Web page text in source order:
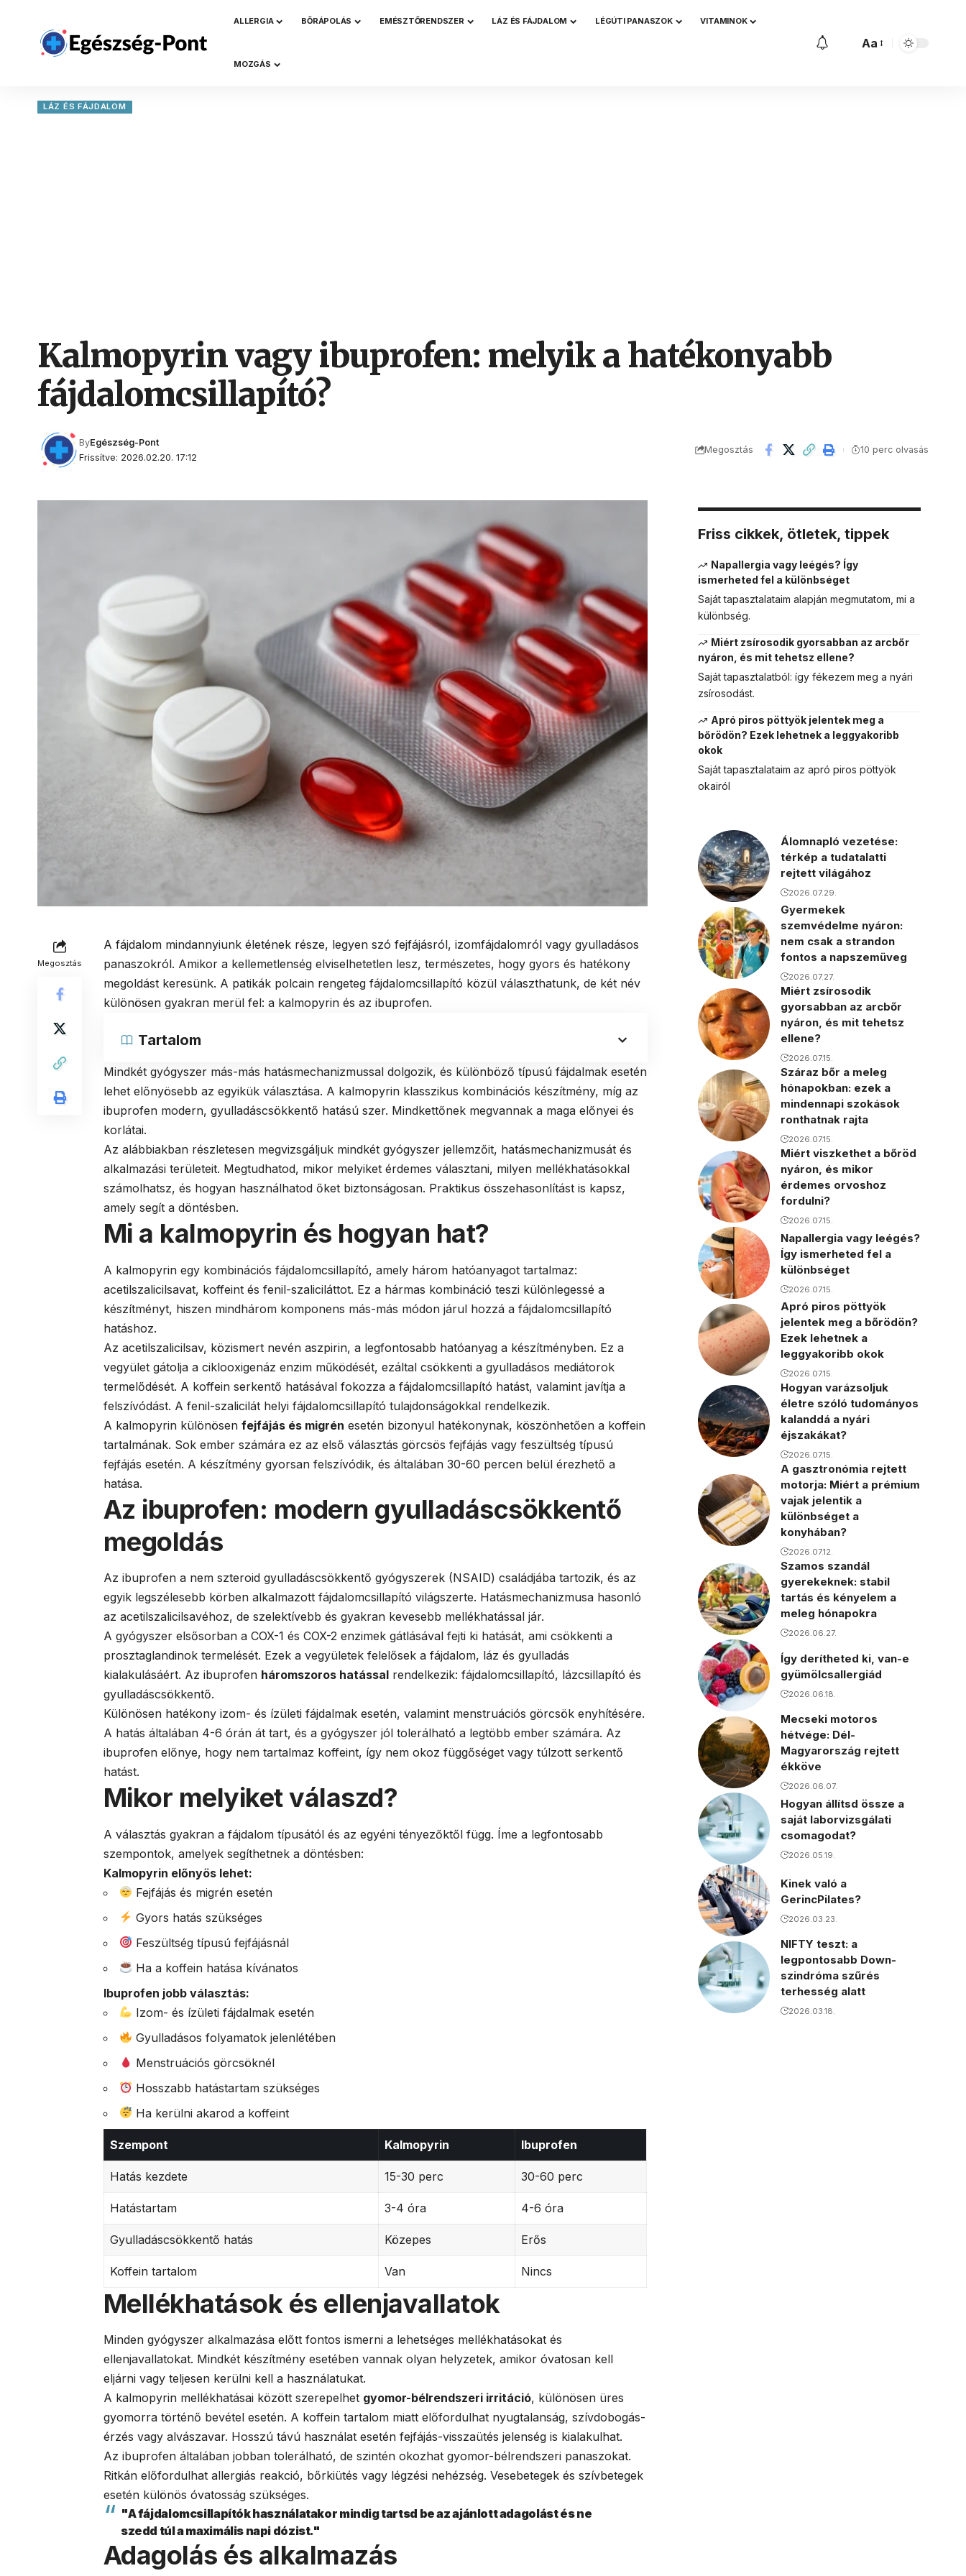
ALLERGIA BŐRÁPOLÁS EMÉSZTŐRENDSZER LÁZ ÉS FÁJDALOM LÉGÚTI PANASZOK VITAMINOK
MOZGÁS
Aa
LÁZ ÉS FÁJDALOM
Kalmopyrin vagy ibuprofen: melyik a hatékonyabb
fájdalomcsillapító?
Frissítve: 2026.02.20. 17:12
ByEgészség-Pont
Megosztás 10 perc olvasás
Megosztás
A fájdalom mindannyiunk életének része, legyen szó fejfájásról, izomfájdalomról vagy gyulladásos
panaszokról. Amikor a kellemetlenség elviselhetetlen lesz, természetes, hogy gyors és hatékony
megoldást keresünk. A patikák polcain rengeteg fájdalomcsillapító közül választhatunk, de két név
különösen gyakran merül fel: a kalmopyrin és az ibuprofen.
Tartalom
Mindkét gyógyszer más-más hatásmechanizmussal dolgozik, és különböző típusú fájdalmak esetén
lehet előnyösebb az egyikük választása. A kalmopyrin klasszikus kombinációs készítmény, míg az
ibuprofen modern, gyulladáscsökkentő hatású szer. Mindkettőnek megvannak a maga előnyei és
korlátai.
Az alábbiakban részletesen megvizsgáljuk mindkét gyógyszer jellemzőit, hatásmechanizmusát és
alkalmazási területeit. Megtudhatod, mikor melyiket érdemes választani, milyen mellékhatásokkal
számolhatsz, és hogyan használhatod őket biztonságosan. Praktikus összehasonlítást is kapsz,
amely segít a döntésben.
Mi a kalmopyrin és hogyan hat?
A kalmopyrin egy kombinációs fájdalomcsillapító, amely három hatóanyagot tartalmaz:
acetilszalicilsavat, koffeint és fenil-szaliciláttot. Ez a hármas kombináció teszi különlegessé a
készítményt, hiszen mindhárom komponens más-más módon járul hozzá a fájdalomcsillapító
hatáshoz.
Az acetilszalicilsav, közismert nevén aszpirin, a legfontosabb hatóanyag a készítményben. Ez a
vegyület gátolja a ciklooxigenáz enzim működését, ezáltal csökkenti a gyulladásos mediátorok
termelődését. A koffein serkentő hatásával fokozza a fájdalomcsillapító hatást, valamint javítja a
felszívódást. A fenil-szalicilát helyi fájdalomcsillapító tulajdonságokkal rendelkezik.
A kalmopyrin különösen fejfájás és migrén esetén bizonyul hatékonynak, köszönhetően a koffein
tartalmának. Sok ember számára ez az első választás görcsös fejfájás vagy feszültség típusú
fejfájás esetén. A készítmény gyorsan felszívódik, és általában 30-60 percen belül érezhető a
hatása.
Az ibuprofen: modern gyulladáscsökkentő
megoldás
Az ibuprofen a nem szteroid gyulladáscsökkentő gyógyszerek (NSAID) családjába tartozik, és az
egyik legszélesebb körben alkalmazott fájdalomcsillapító világszerte. Hatásmechanizmusa hasonló
az acetilszalicilsavéhoz, de szelektívebb és gyakran kevesebb mellékhatással jár.
A gyógyszer elsősorban a COX-1 és COX-2 enzimek gátlásával fejti ki hatását, ami csökkenti a
prosztaglandinok termelését. Ezek a vegyületek felelősek a fájdalom, láz és gyulladás
kialakulásáért. Az ibuprofen háromszoros hatással rendelkezik: fájdalomcsillapító, lázcsillapító és
gyulladáscsökkentő.
Különösen hatékony izom- és ízületi fájdalmak esetén, valamint menstruációs görcsök enyhítésére.
A hatás általában 4-6 órán át tart, és a gyógyszer jól tolerálható a legtöbb ember számára. Az
ibuprofen előnye, hogy nem tartalmaz koffeint, így nem okoz függőséget vagy túlzott serkentő
hatást.
Mikor melyiket válaszd?
A választás gyakran a fájdalom típusától és az egyéni tényezőktől függ. Íme a legfontosabb
szempontok, amelyek segíthetnek a döntésben:
Kalmopyrin előnyös lehet:
Fejfájás és migrén esetén
Gyors hatás szükséges
Feszültség típusú fejfájásnál
Ha a koffein hatása kívánatos
Ibuprofen jobb választás:
Izom- és ízületi fájdalmak esetén
Gyulladásos folyamatok jelenlétében
Menstruációs görcsöknél
Hosszabb hatástartam szükséges
Ha kerülni akarod a koffeint
Szempont Kalmopyrin Ibuprofen
Hatás kezdete 15-30 perc 30-60 perc
Hatástartam 3-4 óra 4-6 óra
Gyulladáscsökkentő hatás Közepes Erős
Koffein tartalom Van Nincs
Mellékhatások és ellenjavallatok
Minden gyógyszer alkalmazása előtt fontos ismerni a lehetséges mellékhatásokat és
ellenjavallatokat. Mindkét készítmény esetében vannak olyan helyzetek, amikor óvatosan kell
eljárni vagy teljesen kerülni kell a használatukat.
A kalmopyrin mellékhatásai között szerepelhet gyomor-bélrendszeri irritáció, különösen üres
gyomorra történő bevétel esetén. A koffein tartalom miatt előfordulhat nyugtalanság, szívdobogás-
érzés vagy alvászavar. Hosszú távú használat esetén fejfájás-visszaütés jelenség is kialakulhat.
Az ibuprofen általában jobban tolerálható, de szintén okozhat gyomor-bélrendszeri panaszokat.
Ritkán előfordulhat allergiás reakció, bőrkiütés vagy légzési nehézség. Vesebetegek és szívbetegek
esetén különös óvatosság szükséges.
"A fájdalomcsillapítók használatakor mindig tartsd be az ajánlott adagolást és ne
szedd túl a maximális napi dózist."
Adagolás és alkalmazás
Friss cikkek, ötletek, tippek
Napallergia vagy leégés? Így
ismerheted fel a különbséget
Saját tapasztalataim alapján megmutatom, mi a
különbség.
Miért zsírosodik gyorsabban az arcbőr
nyáron, és mit tehetsz ellene?
Saját tapasztalatból: így fékezem meg a nyári
zsírosodást.
Apró piros pöttyök jelentek meg a
bőrödön? Ezek lehetnek a leggyakoribb
okok
Saját tapasztalataim az apró piros pöttyök
okairól
Álomnapló vezetése:
térkép a tudatalatti
rejtett világához
2026.07.29.
Gyermekek
szemvédelme nyáron:
nem csak a strandon
fontos a napszemüveg
2026.07.27.
Miért zsírosodik
gyorsabban az arcbőr
nyáron, és mit tehetsz
ellene?
2026.07.15.
Száraz bőr a meleg
hónapokban: ezek a
mindennapi szokások
ronthatnak rajta
2026.07.15.
Miért viszkethet a bőröd
nyáron, és mikor
érdemes orvoshoz
fordulni?
2026.07.15.
Napallergia vagy leégés?
Így ismerheted fel a
különbséget
2026.07.15.
Apró piros pöttyök
jelentek meg a bőrödön?
Ezek lehetnek a
leggyakoribb okok
2026.07.15.
Hogyan varázsoljuk
életre szóló tudományos
kalanddá a nyári
éjszakákat?
2026.07.15.
A gasztronómia rejtett
motorja: Miért a prémium
vajak jelentik a
különbséget a
konyhában?
2026.07.12.
Szamos szandál
gyerekeknek: stabil
tartás és kényelem a
meleg hónapokra
2026.06.27.
Így derítheted ki, van-e
gyümölcsallergiád
2026.06.18.
Mecseki motoros
hétvége: Dél-
Magyarország rejtett
ékköve
2026.06.07.
Hogyan állítsd össze a
saját laborvizsgálati
csomagodat?
2026.05.19.
Kinek való a
GerincPilates?
2026.03.23.
NIFTY teszt: a
legpontosabb Down-
szindróma szűrés
terhesség alatt
2026.03.18.